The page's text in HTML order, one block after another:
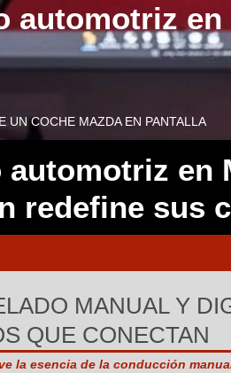
automotriz
UN COCHE MAZDA EN PANTALLA
en
redefine sus
MANUAL Y
QUE CONECTAN
la esencia de la conducción